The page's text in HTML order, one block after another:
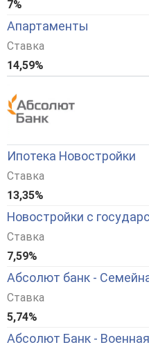
7%
Апартаменты
Ставка
14,59%
Ипотека Новостройки
Ставка
13,35%
Новостройки с
Ставка
7,59%
Абсолют банк -
Ставка
5,74%
Абсолют Банк -